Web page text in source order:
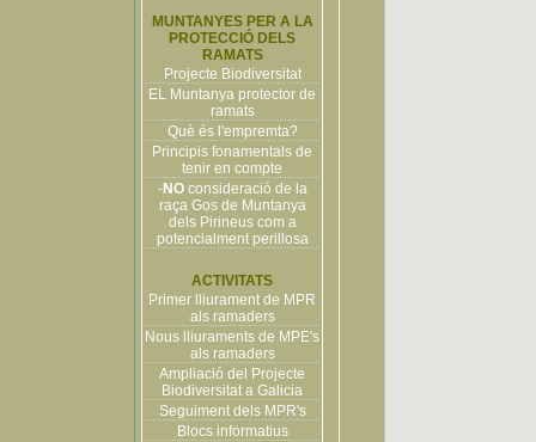
MUNTANYES PER A LA
PROTECCIÓ DELS
RAMATS
Projecte Biodiversitat
EL Muntanya protector de
ramats
Què és l'empremta?
Principis fonamentals de
tenir en compte
-NOconsideració de la
raça Gos de Muntanya
dels Pirineus com a
potencialment perillosa
ACTIVITATS
Primer lliurament de MPR
als ramaders
Nous lliuraments de MPE's
als ramaders
Ampliació del Projecte
Biodiversitat a Galicia
Seguiment dels MPR's
Blocs informatius